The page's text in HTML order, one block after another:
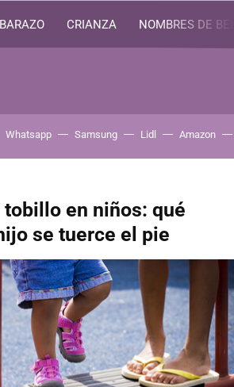
CRIANZA NOMBRES DE
Whatsapp Samsung Lidl Amazon
tobillo en niños: qué
se tuerce el pie